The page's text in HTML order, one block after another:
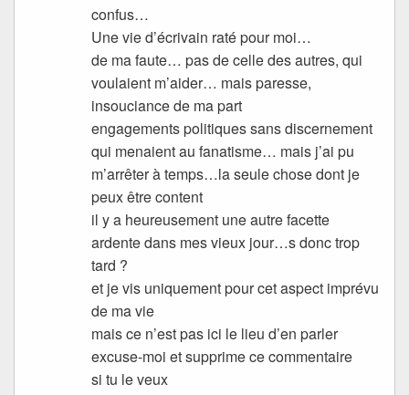
confus…
Une vie d’écrivain raté pour moi…
de ma faute… pas de celle des autres, qui
voulaient m’aider… mais paresse,
insouciance de ma part
engagements politiques sans discernement
qui menaient au fanatisme… mais j’ai pu
m’arrêter à temps…la seule chose dont je
peux être content
il y a heureusement une autre facette
ardente dans mes vieux jour…s donc trop
tard ?
et je vis uniquement pour cet aspect imprévu
de ma vie
mais ce n’est pas ici le lieu d’en parler
excuse-moi et supprime ce commentaire
si tu le veux